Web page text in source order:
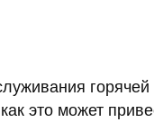
это может